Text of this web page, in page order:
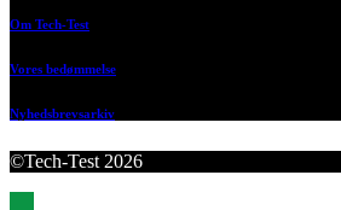
Om Tech-Test
Vores bedømmelse
Nyhedsbrevsarkiv
©Tech-Test 2026